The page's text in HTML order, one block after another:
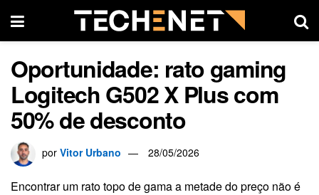
Oportunidade: rato gaming
Logitech G502 X Plus com
50% de desconto
por Vitor Urbano 28/05/2026
Encontrar um rato topo de gama a metade do preço não é